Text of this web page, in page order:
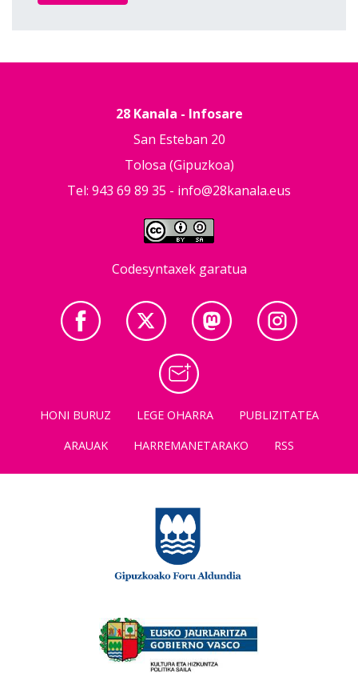
28 Kanala - Infosare
San Esteban 20
Tolosa (Gipuzkoa)
Tel: 943 69 89 35 - info@28kanala.eus
Codesyntaxek garatua
HONI BURUZ LEGE OHARRA
PUBLIZITATEA
ARAUAK
HARREMANETARAKO RSS